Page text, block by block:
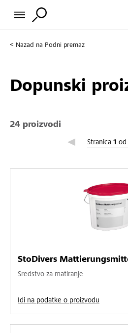
Nazad na Podni premaz
Dopunski
24 proizvodi
Stranica 1 od
Stranica 1
StoDivers
Sredstvo za matiranje
Idi na podatke o proizvodu